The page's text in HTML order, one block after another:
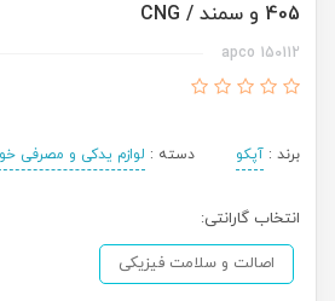
405 و سمند / CNG
150112 apco
برند : آپکو دسته : لوازم یدکی و مصرفی
انتخاب گارانتی:
اصالت و سلامت فیزیکی